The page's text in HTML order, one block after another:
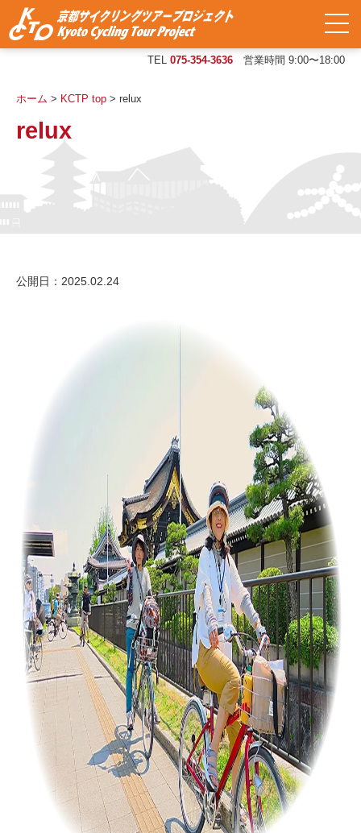
TEL 075-354-3636 営業時間 9:00〜18:00
公開日：2025.02.24
ホーム > KCTP top > relux
relux